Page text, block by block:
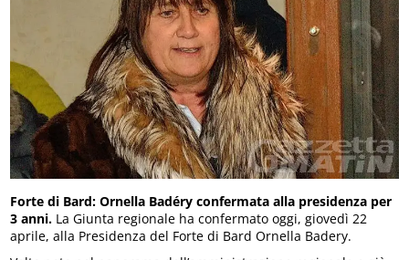
Forte di Bard: Ornella Badéry confermata alla presidenza per
3 anni. La Giunta regionale ha confermato oggi, giovedì 22
aprile, alla Presidenza del Forte di Bard Ornella Badery.